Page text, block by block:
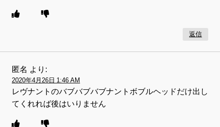
返信
匿名 より:
2020年4月26日 1:46 AM
レヴナントのバブバブバブナントボブルヘッドだけ出し
てくれれば後はいりません